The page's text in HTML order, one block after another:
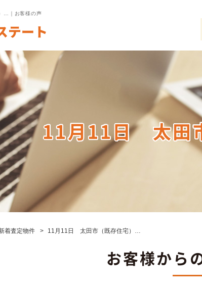
…｜お客様の声
11月11日 太田
着査定物件 11月11日 太田市（既存住宅）…
お客様から